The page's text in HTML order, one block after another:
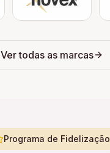
Ver todas as marcas
Programa de Fidelização